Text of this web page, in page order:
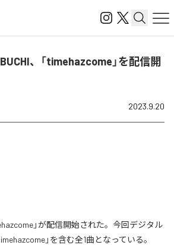
、「timehazcome」を配信開
2023.9.20
」が配信開始された。今回デジタル
」を含む全1曲となっている。